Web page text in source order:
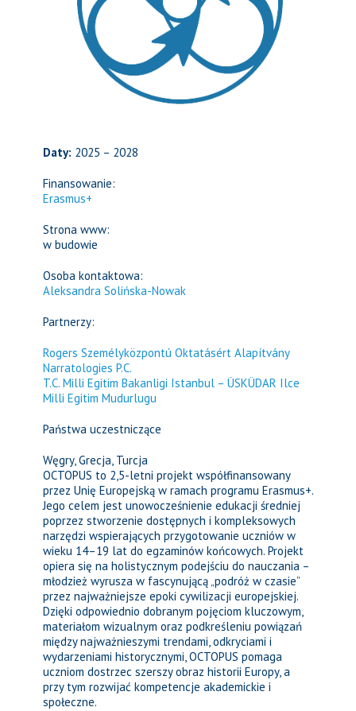
Daty: 2025 – 2028
Finansowanie:
Erasmus+
Strona www:
w budowie
Osoba kontaktowa:
Aleksandra Solińska-Nowak
Partnerzy:
Rogers Személyközpontú Oktatásért Alapítvány
Narratologies P.C.
T.C. Milli Egitim Bakanligi Istanbul – ÜSKÜDAR Ilce
Milli Egitim Mudurlugu
Państwa uczestniczące
Węgry, Grecja, Turcja
OCTOPUS to 2,5-letni projekt współfinansowany
przez Unię Europejską w ramach programu Erasmus+.
Jego celem jest unowocześnienie edukacji średniej
poprzez stworzenie dostępnych i kompleksowych
narzędzi wspierających przygotowanie uczniów w
wieku 14–19 lat do egzaminów końcowych. Projekt
opiera się na holistycznym podejściu do nauczania –
młodzież wyrusza w fascynującą „podróż w czasie”
przez najważniejsze epoki cywilizacji europejskiej.
Dzięki odpowiednio dobranym pojęciom kluczowym,
materiałom wizualnym oraz podkreśleniu powiązań
między najważnieszymi trendami, odkryciami i
wydarzeniami historycznymi, OCTOPUS pomaga
uczniom dostrzec szerszy obraz historii Europy, a
przy tym rozwijać kompetencje akademickie i
społeczne.